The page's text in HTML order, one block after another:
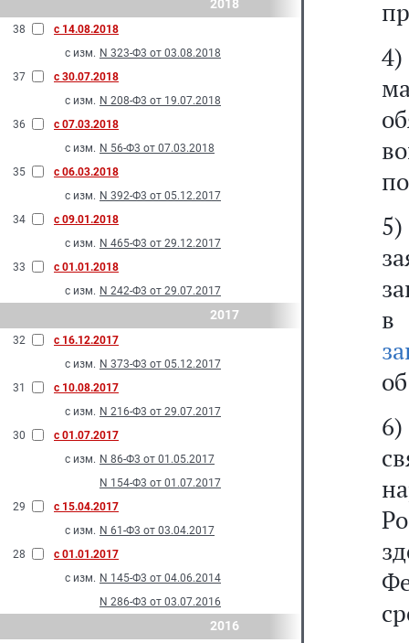
2018
38
с 14.08.2018
с изм. N 323-Ф3 от 03.08.2018
37
с 30.07.2018
с изм. N 208-Ф3 от 19.07.2018
36
с 07.03.2018
с изм. N 56-Ф3 от 07.03.2018
35
с 06.03.2018
с изм. N 392-Ф3 от 05.12.2017
34
с 09.01.2018
с изм. N 465-Ф3 от 29.12.2017
33
с 01.01.2018
с изм. N 242-Ф3 от 29.07.2017
2017
32
с 16.12.2017
с изм. N 373-Ф3 от 05.12.2017
31
с 10.08.2017
с изм. N 216-Ф3 от 29.07.2017
30
с 01.07.2017
с изм. N 86-Ф3 от 01.05.2017
N 154-Ф3 от 01.07.2017
29
с 15.04.2017
с изм. N 61-Ф3 от 03.04.2017
28
с 01.01.2017
с изм. N 145-Ф3 от 04.06.2014
N 286-Ф3 от 03.07.2016
2016